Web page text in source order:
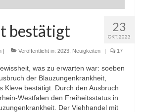
23
OKT. 2023
bestätigt
| Veröffentlicht in: 2023 Neuigkeiten | 17
was zu erwarten war: soeben
der Blauzungenkrankheit,
Kleve bestätigt. Durch den Ausbruch
Westfalen den Freiheitsstatus in
Der Viehhandel mit